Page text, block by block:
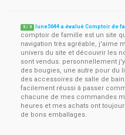
5 / 5 lune5644 a évalué Comptoir de
comptoir de famille est un site
navigation très agréable, j'aime
univers du site et découvrir les
sont vendus. personnellement
des bougies, une autre pour du
des accessoires de salle de
facilement réussi à passer
chacune de mes commandes
heures et mes achats ont
de bons emballages.